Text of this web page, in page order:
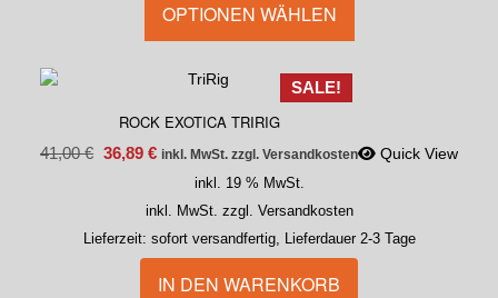
OPTIONEN WÄHLEN
SALE!
ROCK EXOTICA TRIRIG
41,00€ 36,89 € inkl. MwSt. zzgl. Versandkosten Quick View
inkl. 19 % MwSt.
inkl. MwSt. zzgl. Versandkosten
Lieferzeit: sofort versandfertig, Lieferdauer 2-3 Tage
IN DEN WARENKORB